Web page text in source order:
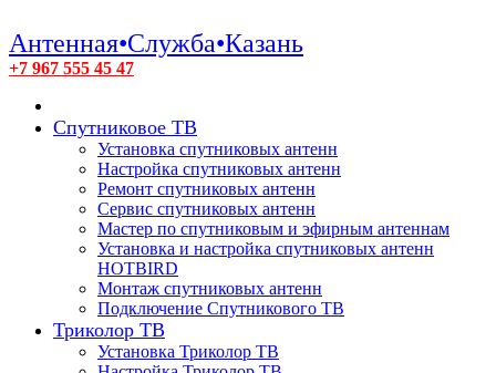
Антенная•Служба•Казань
+7 967 555 45 47
Спутниковое ТВ
Установка спутниковых антенн
Настройка спутниковых антенн
Ремонт спутниковых антенн
Сервис спутниковых антенн
Мастер по спутниковым и эфирным антеннам
Установка и настройка спутниковых антенн
HOTBIRD
Монтаж спутниковых антенн
Подключение Спутникового ТВ
Триколор ТВ
Установка Триколор ТВ